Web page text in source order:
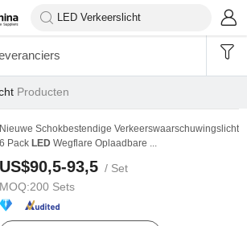
Producten
Nieuwe Schokbestendige Verkeerswaarschuwingslicht
6 Pack LED Wegflare Oplaadbare ...
US$90,5-93,5 / Set
MOQ:200 Sets